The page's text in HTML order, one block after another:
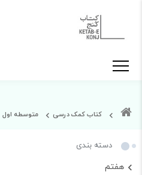
کتاب کمک درسی متوسطه اول
دسته بندی
هفتم